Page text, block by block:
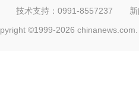
技术支持：0991-8557237
©1999-2026